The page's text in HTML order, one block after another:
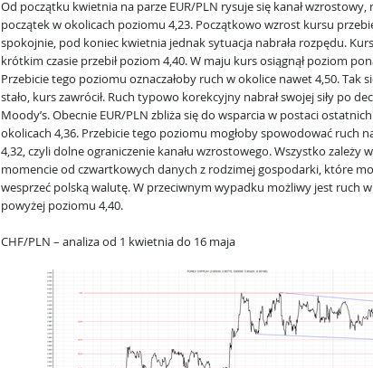
Od początku kwietnia na parze EUR/PLN rysuje się kanał wzrostowy,
początek w okolicach poziomu 4,23. Początkowo wzrost kursu
spokojnie, pod koniec kwietnia jednak sytuacja nabrała rozpędu.
krótkim czasie przebił poziom 4,40. W maju kurs osiągnął poziom
Przebicie tego poziomu oznaczałoby ruch w okolice nawet 4,50. Tak
stało, kurs zawrócił. Ruch typowo korekcyjny nabrał swojej siły po
Moody’s. Obecnie EUR/PLN zbliża się do wsparcia w postaci
okolicach 4,36. Przebicie tego poziomu mogłoby spowodować ruch
4,32, czyli dolne ograniczenie kanału wzrostowego. Wszystko zależy
momencie od czwartkowych danych z rodzimej gospodarki, które
wesprzeć polską walutę. W przeciwnym wypadku możliwy jest ruch w
powyżej poziomu 4,40.
CHF/PLN – analiza od 1 kwietnia do 16 maja